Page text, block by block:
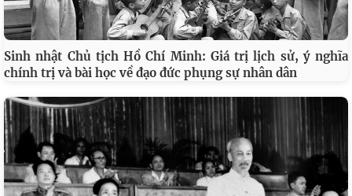
Sinh nhật Chủ tịch Hồ Chí Minh: Giá trị lịch sử, ý nghĩa
chính trị và bài học về đạo đức phụng sự nhân dân